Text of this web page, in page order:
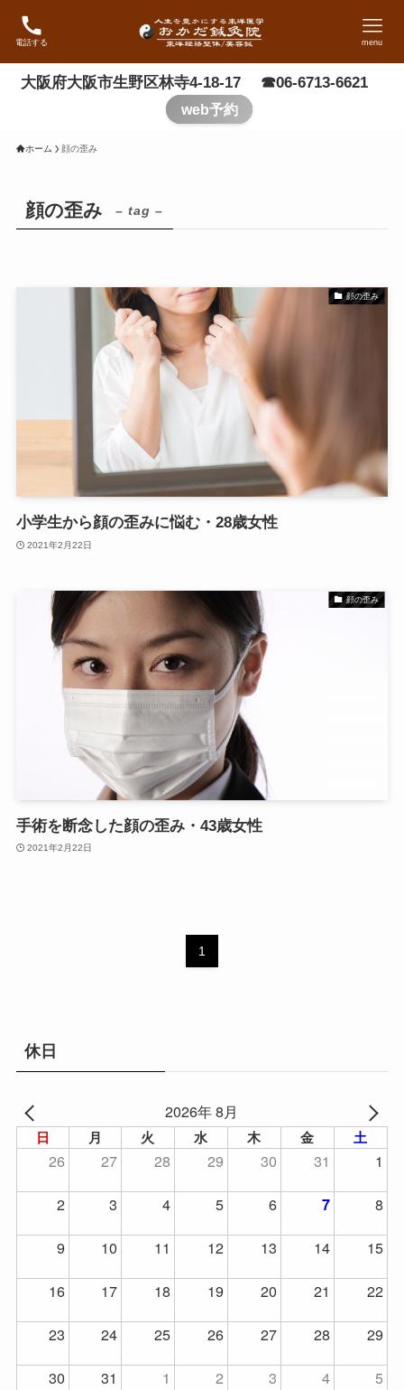
電話する menu
大阪府大阪市生野区林寺4-18-17 ☎06-6713-6621
web予約
ホーム 顔の歪み
顔の歪み – tag –
顔の歪み
小学生から顔の歪みに悩む・28歳女性
2021年2月22日
顔の歪み
手術を断念した顔の歪み・43歳女性
2021年2月22日
1
休日
2026年 8月
日 月 火 水 木 金 土
26 27 28 29 30 31
1
2
3 4 5 6 7
8
9
10 11 12 13 14
15
16
17 18 19 20 21
22
23
24 25 26 27 28
29
30
31 1 2 3 4 5